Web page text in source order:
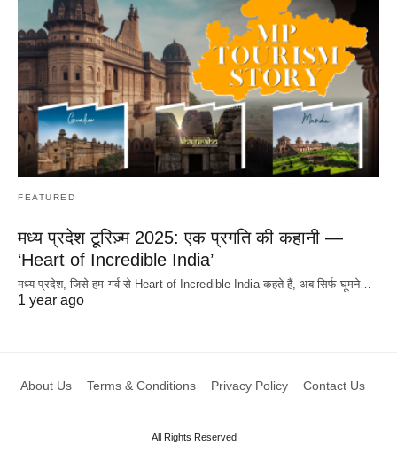
FEATURED
मध्य प्रदेश टूरिज़्म 2025: एक प्रगति की कहानी —
‘Heart of Incredible India’
मध्य प्रदेश, जिसे हम गर्व से Heart of Incredible India कहते हैं, अब सिर्फ घूमने…
1 year ago
About Us Terms & Conditions Privacy Policy Contact Us
All Rights Reserved